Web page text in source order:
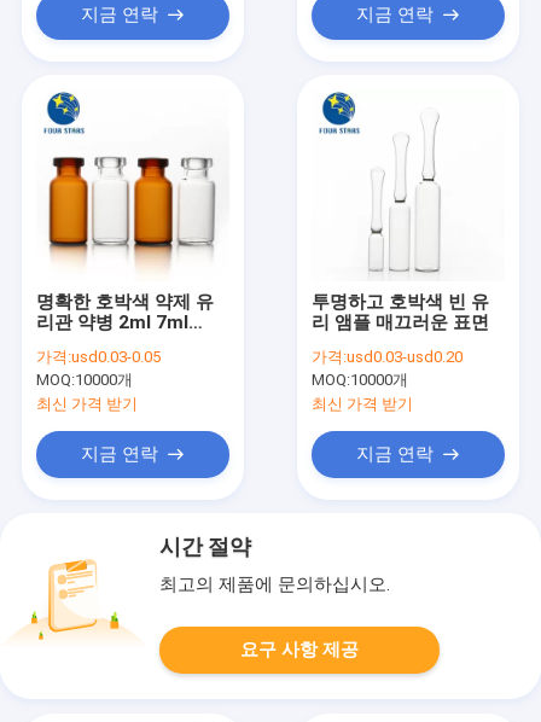
지금 연락 지금 연락
명확한 호박색 약제 유
리관 약병 2ml 7ml
가격:usd0.03-0.05
MOQ:10000개
최신 가격 받기
지금 연락
투명하고 호박색 빈 유
리 앰플 매끄러운 표면
가격:usd0.03-usd0.20
MOQ:10000개
최신 가격 받기
지금 연락
시간 절약
최고의 제품에 문의하십시오.
요구 사항 제공